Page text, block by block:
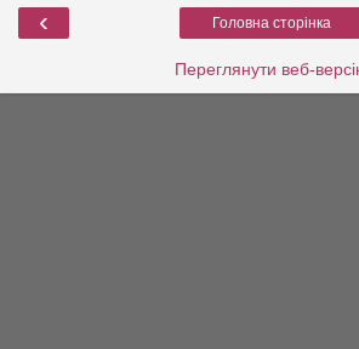
‹ Головна сторінка
Переглянути веб-